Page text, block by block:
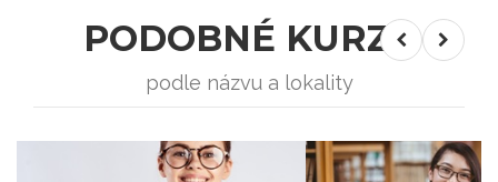
PODOBNÉ KURZY
podle názvu a lokality